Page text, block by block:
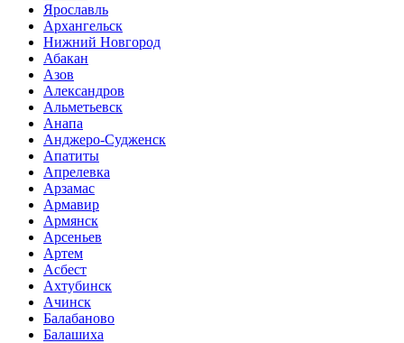
Ярославль
Архангельск
Нижний Новгород
Абакан
Азов
Александров
Альметьевск
Анапа
Анджеро-Судженск
Апатиты
Апрелевка
Арзамас
Армавир
Армянск
Арсеньев
Артем
Асбест
Ахтубинск
Ачинск
Балабаново
Балашиха